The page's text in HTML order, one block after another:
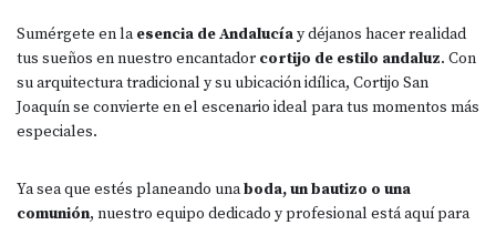
Sumérgete en laesencia de Andalucíay déjanos hacer realidad
tus sueños en nuestro encantador cortijo de estilo andaluz. Con
su arquitectura tradicional y su ubicación idílica, Cortijo San
Joaquín se convierte en el escenario ideal para tus momentos más
especiales.
Ya sea que estés planeando unaboda, un bautizo o una
comunión, nuestro equipo dedicado y profesional está aquí para